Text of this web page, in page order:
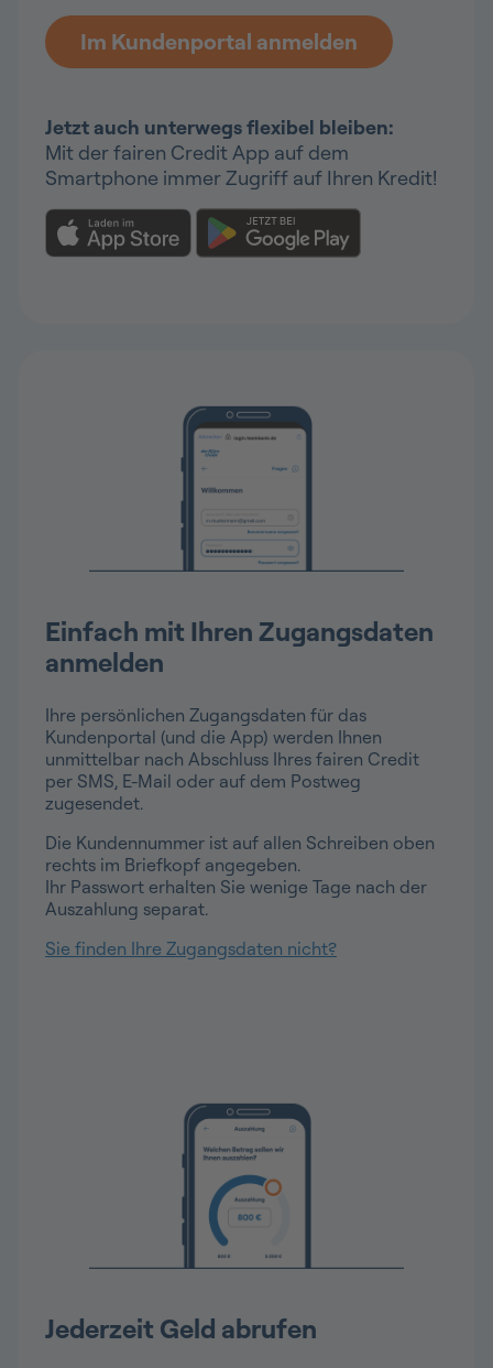
Im Kundenportal anmelden
Jetzt auch unterwegs flexibel bleiben:
Mit der fairen Credit App auf dem
Smartphone immer Zugriff auf Ihren Kredit!
Einfach mit Ihren Zugangsdaten
anmelden
Ihre persönlichen Zugangsdaten für das
Kundenportal (und die App) werden Ihnen
unmittelbar nach Abschluss Ihres fairen Credit
per SMS, E-Mail oder auf dem Postweg
zugesendet.
Die Kundennummer ist auf allen Schreiben oben
rechts im Briefkopf angegeben.
Ihr Passwort erhalten Sie wenige Tage nach der
Auszahlung separat.
Sie finden Ihre Zugangsdaten nicht?
Jederzeit Geld abrufen